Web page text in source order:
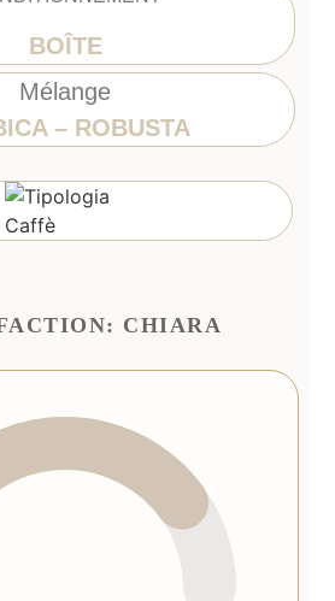
BOÎTE
Mélange
– ROBUSTA
CHIARA